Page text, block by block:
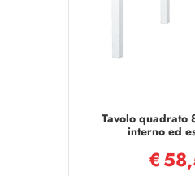
Tavolo quadrato
interno ed
€